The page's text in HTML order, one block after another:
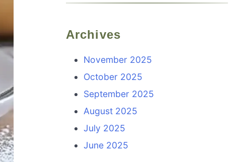
Archives
November 2025
October 2025
September 2025
August 2025
July 2025
June 2025